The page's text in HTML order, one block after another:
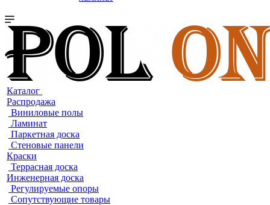
Каталог
Распродажа
Виниловые полы
Ламинат
Паркетная доска
Стеновые панели
Краски
Террасная доска
Инженерная доска
Регулируемые опоры
Сопутствующие товары